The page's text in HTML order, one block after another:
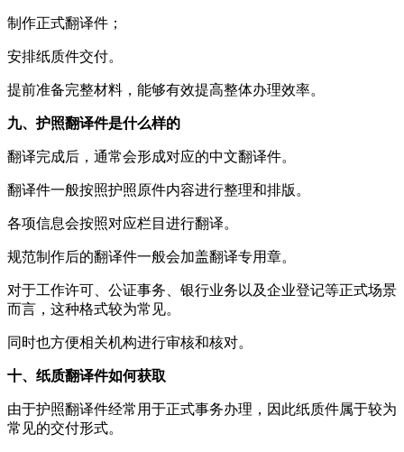
制作正式翻译件；
安排纸质件交付。
提前准备完整材料，能够有效提高整体办理效率。
九、护照翻译件是什么样的
翻译完成后，通常会形成对应的中文翻译件。
翻译件一般按照护照原件内容进行整理和排版。
各项信息会按照对应栏目进行翻译。
规范制作后的翻译件一般会加盖翻译专用章。
对于工作许可、公证事务、银行业务以及企业登记等正式场景
而言，这种格式较为常见。
同时也方便相关机构进行审核和核对。
十、纸质翻译件如何获取
由于护照翻译件经常用于正式事务办理，因此纸质件属于较为
常见的交付形式。